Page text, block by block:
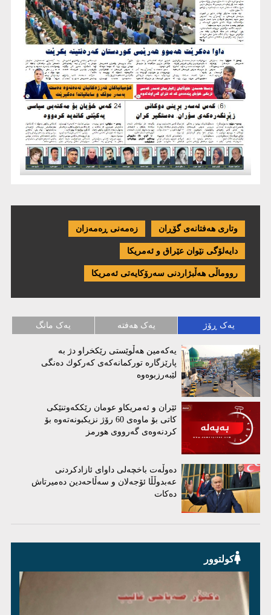
وتاری هەفتانەی گۆڕان زەمەنی ڕەمەزان
دایەلۆگی نێوان عێراق و ئەمریكا
رووماڵی هەڵبژاردنی سەرۆکایەتی ئەمریکا
یەک ڕۆژ یەک هەفتە یەک مانگ
یەكەمین هەڵوێستی رێكخراو دژ بە
پارێزگارە توركمانەكەی كەركوك دەنگی
لێبەرزبوەوە
ئێران و ئەمریكاو عومان رێككەوتنێكی
كاتی بۆ ماوەی 60 رۆژ نزیكبونەتەوە بۆ
كردنەوەی گەرووی هورمز
دەوڵەت باخچەلی داوای ئازادکردنی
عەبدوڵڵا ئۆجەلان و سەڵاحەدین دەمیرتاش
دەکات
کولتوور